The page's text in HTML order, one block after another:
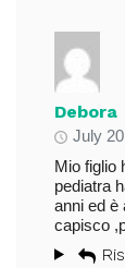
Debora
July
Mio figlio
pediatra
anni ed è
capisco